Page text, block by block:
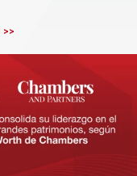
o rentas de origen
>>